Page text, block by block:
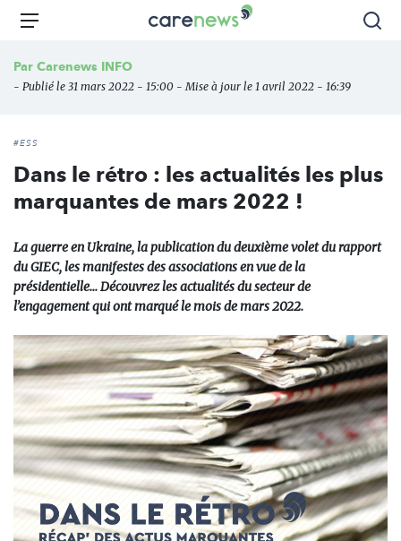
Aller
principal
Carenews,
des
Menu
Par Carenews INFO
- Publié le 31 mars 2022 - 15:00 - Mise à jour le 1 avril 2022 - 16:39
#ESS
Dans le rétro : les actualités les plus
marquantes de mars 2022 !
La guerre en Ukraine, la publication du deuxième volet du rapport
du GIEC, les manifestes des associations en vue de la
présidentielle... Découvrez les actualités du secteur de
l’engagement qui ont marqué le mois de mars 2022.